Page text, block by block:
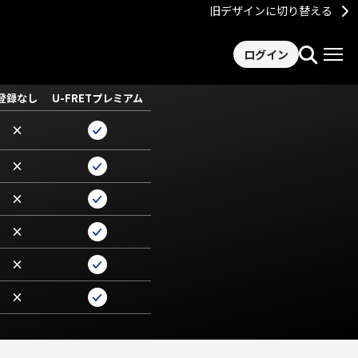
旧デザインに切り替える
ログイン
録なし U-FRETプレミアム
×
×
×
×
×
×